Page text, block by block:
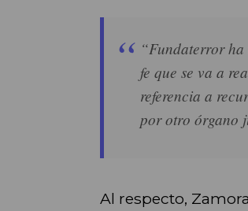
“Fundaterror
fe que se va a
referencia a
por otro órgano
Al respecto,